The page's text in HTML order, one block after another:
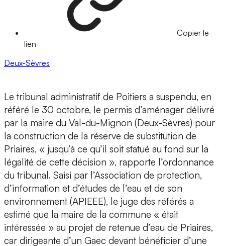
Copier le
lien
Deux-Sèvres
Le tribunal administratif de Poitiers a suspendu, en
référé le 30 octobre, le permis d’aménager délivré
par la maire du Val-du-Mignon (Deux-Sèvres) pour
la construction de la réserve de substitution de
Priaires, « jusqu’à ce qu’il soit statué au fond sur la
légalité de cette décision », rapporte l’ordonnance
du tribunal. Saisi par l’Association de protection,
d’information et d’études de l’eau et de son
environnement (APIEEE), le juge des référés a
estimé que la maire de la commune « était
intéressée » au projet de retenue d’eau de Priaires,
car dirigeante d’un Gaec devant bénéficier d’une